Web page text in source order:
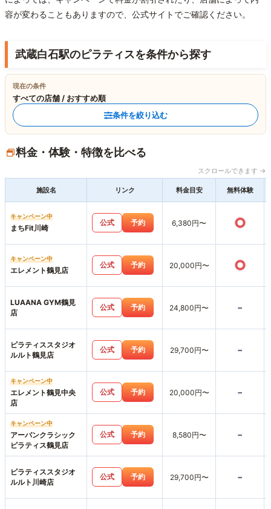
容が変わることもありますので、公式サイトでご確認ください。
武蔵白石駅のピラティスを条件から探す
現在の条件
すべての店舗 / おすすめ順
条件を絞り込む
料金・体験・特徴を比べる
スクロールできます →
施設名 リンク 料金目安 無料体験
キャンペーン中
まちFit川崎
公式 予約 6,380円〜 ○
キャンペーン中
エレメント鶴見店
公式 予約 20,000円〜 ○
LUAANA GYM鶴見
店
公式 予約 24,800円〜 -
ピラティススタジオ
ルルト鶴見店
公式 予約 29,700円〜 -
キャンペーン中
エレメント鶴見中央
店
公式 予約 20,000円〜 -
キャンペーン中
アーバンクラシック
ピラティス鶴見店
公式 予約 8,580円〜 -
ピラティススタジオ
ルルト川崎店
公式 予約 29,700円〜 -